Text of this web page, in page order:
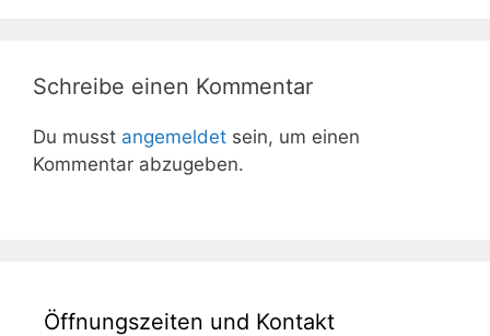
Schreibe einen Kommentar
Du musst angemeldet sein, um einen
Kommentar abzugeben.
Öffnungszeiten und Kontakt